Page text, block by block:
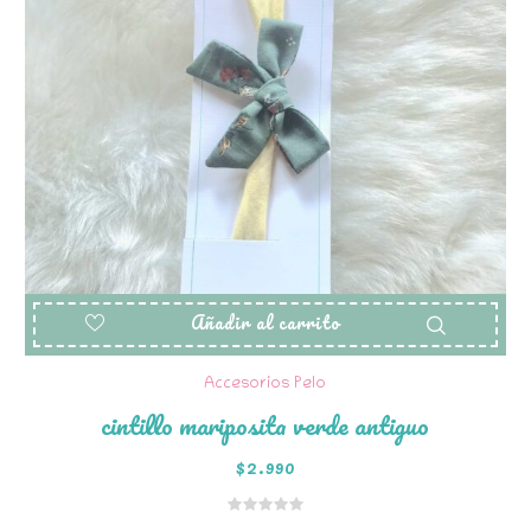
Añadir al carrito
Accesorios Pelo
cintillo mariposita verde antiguo
$2.990